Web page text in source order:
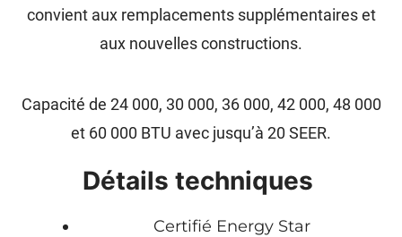
convient aux remplacements supplémentaires et
aux nouvelles constructions.
Capacité de 24 000, 30 000, 36 000, 42 000, 48 000
et 60 000 BTU avec jusqu’à 20 SEER.
Détails techniques
Certifié Energy Star